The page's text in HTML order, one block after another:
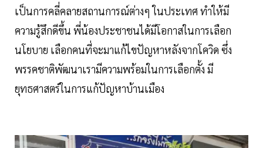
เป็นการคลี่คลายสถานการณ์ต่างๆ ในประเทศ ทำให้มี
ความรู้สึกดีขึ้น พี่น้องประชาชนได้มีโอกาสในการเลือก
นโยบาย เลือกคนที่จะมาแก้ไขปัญหาหลังจากโควิด ซึ่ง
พรรคชาติพัฒนาเรามีความพร้อมในการเลือกตั้ง มี
ยุทธศาสตร์ในการแก้ปัญหาบ้านเมือง